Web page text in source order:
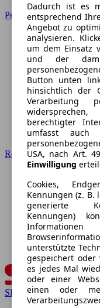
Peugeot
Renault
SEAT
Dadurch ist es
entsprechend
Angebot zu
analysieren.
um dem Einsatz
und der
Button unten
hinsichtlich der
Verarbeitung
berechtigter
umfasst auch
USA, nach Art.
Einwilligung
Cookies,
Kennungen (z.
generierte
Kennungen)
unterstützte
gespeichert oder
es jedes Mal
oder einer
einen oder